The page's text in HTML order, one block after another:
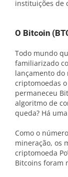
instituições de
O Bitcoin
Todo mundo
familiarizado
lançamento do
criptomoedas
permaneceu
algoritmo de
queda? Há
Como o
mineração, os
criptomoeda
Bitcoins foram